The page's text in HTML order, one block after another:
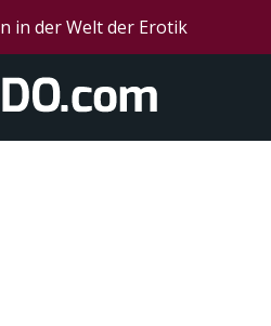
in der Welt der Erotik